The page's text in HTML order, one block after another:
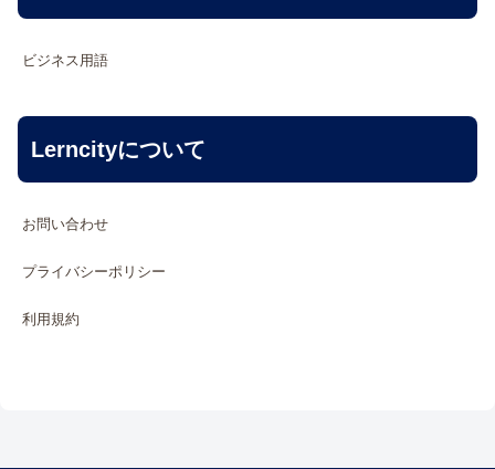
ビジネス用語
Lerncityについて
お問い合わせ
プライバシーポリシー
利用規約